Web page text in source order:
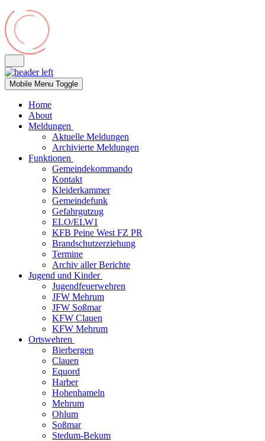
Mobile Menu Toggle
Home
About
Meldungen
Aktuelle Meldungen
Archivierte Meldungen
Funktionen
Gemeindekommando
Kontakt
Kleiderkammer
Gemeindefunk
Gefahrgutzug
ELO/ELW1
KFB Peine West FZ PR
Brandschutzerziehung
Termine
Archiv aller Berichte
Jugend und Kinder
Jugendfeuerwehren
JFW Mehrum
JFW Soßmar
KFW Clauen
KFW Mehrum
Ortswehren
Bierbergen
Clauen
Equord
Harber
Hohenhameln
Mehrum
Ohlum
Soßmar
Stedum-Bekum